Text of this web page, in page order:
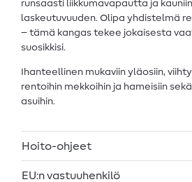
runsaasti liikkumavapautta ja
laskeutuvuuden. Olipa yhdistelmä
– tämä kangas tekee jokaisesta
suosikkisi.
Ihanteellinen mukaviin yläosiin,
rentoihin mekkoihin ja hameisiin
asuihin.
Hoito-ohjeet
EU:n vastuuhenkilö